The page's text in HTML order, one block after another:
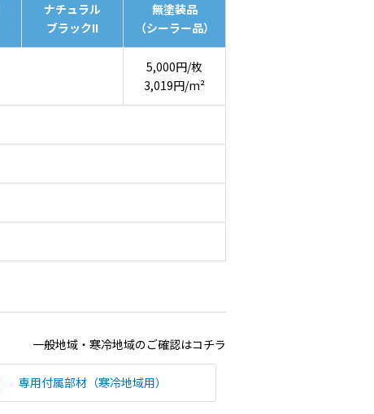
ナチュラル
ブラックII
無塗装品
（シーラー品）
5,000円/枚
3,019円/m²
一般地域・寒冷地域のご確認はコチラ
専用付属部材（寒冷地域用）